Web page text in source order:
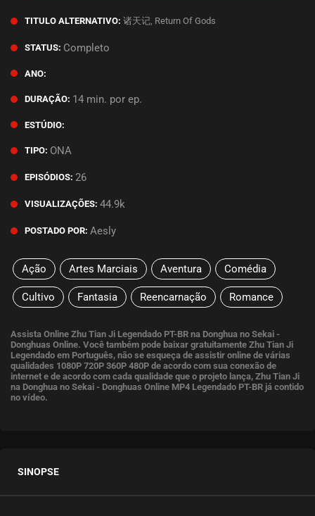
TITULO ALTERNATIVO: 诸天记, Return Of Gods
STATUS: Completo
ANO:
DURAÇÃO: 14 min. por ep.
ESTÚDIO:
TIPO: ONA
EPISÓDIOS: 26
VISUALIZAÇÕES: 44.9k
POSTADO POR: Aesly
Ação Artes Marciais Aventura Comédia
Cultivo Fantasia Reencarnação Romance
Assista Online Zhu Tian Ji Legendado PT-BR na Donghua no Sekai -
Donghuas Online. Você também pode baixar gratuitamente Zhu Tian Ji
Legendado em Português, não se esqueça de assistir online de várias
qualidades 1080P 720P 360P 480P de acordo com sua conexão de
internet e de acordo com cada qualidade que o projeto lança, Zhu Tian Ji
na Donghua no Sekai - Donghuas Online MP4 Legendado PT-BR já contido
no vídeo.
SINOPSE